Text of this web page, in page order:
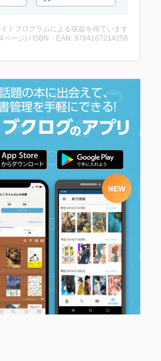
トプログラムによる収益を得ています
ページ) / ISBN・EAN: 9784167214258